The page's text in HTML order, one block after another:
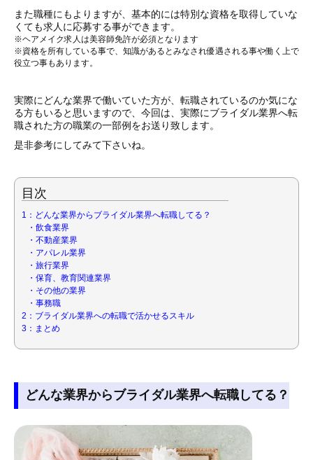
また職種にもよりますが、基本的には特別な資格を取得していな
くても求人に応募する事ができます。
※ヘアメイク求人は美容師免許が必須となります
※資格を所有している事で、知識があるとみなされ優遇される事や働く上で
役立つ事もあります。
実際にどんな業界で働いていた方が、転職されているのか気にな
る方もいると思いますので、今回は、実際にブライダル業界へ転
職された方の職業の一部例をお送り致します。
是非参考にしてみて下さいね。
目次
1：どんな業界からブライダル業界へ転職してる？
・飲食業界
・不動産業界
・アパレル業界
・旅行業界
・保育、教育関連業界
・その他の業界
・事務職
2：ブライダル業界への転職で活かせるスキル
3：まとめ
どんな業界からブライダル業界へ転職してる？